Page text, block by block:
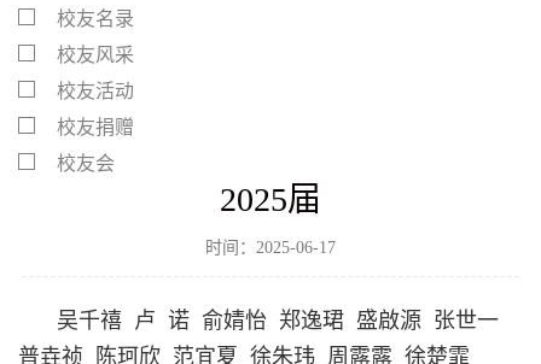
校友名录
校友风采
校友活动
校友捐赠
校友会
2025届
时间：2025-06-17
吴千禧 卢 诺 俞婧怡 郑逸珺 盛啟源 张世一
普垚祯 陈珂欣 范宜夏 徐朱玮 周露露 徐楚霏